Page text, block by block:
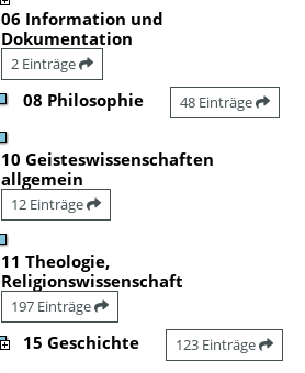
06 Information und
Dokumentation
2 Einträge
08 Philosophie 48 Einträge
10 Geisteswissenschaften
allgemein
12 Einträge
11 Theologie,
Religionswissenschaft
197 Einträge
15 Geschichte 123 Einträge